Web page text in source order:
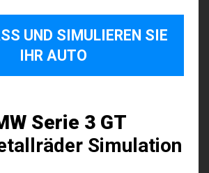
UND SIMULIEREN SIE I
HR AUTO
Serie 3 GT
Simulation